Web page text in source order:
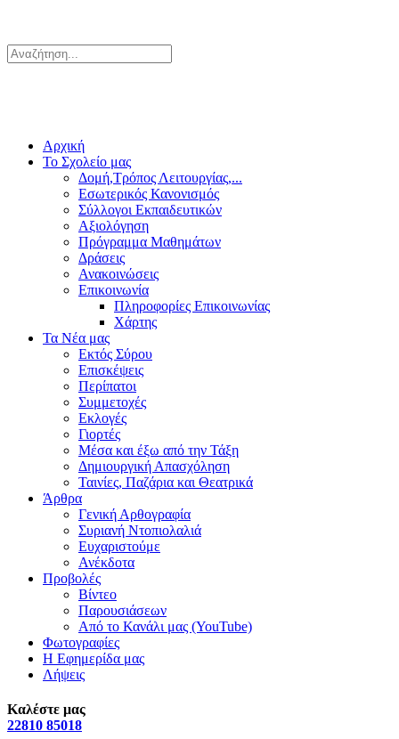
Αρχική
Το Σχολείο μας
Δομή,Τρόπος Λειτουργίας,...
Εσωτερικός Κανονισμός
Σύλλογοι Εκπαιδευτικών
Αξιολόγηση
Πρόγραμμα Μαθημάτων
Δράσεις
Ανακοινώσεις
Επικοινωνία
Πληροφορίες Επικοινωνίας
Χάρτης
Τα Νέα μας
Εκτός Σύρου
Επισκέψεις
Περίπατοι
Συμμετοχές
Εκλογές
Γιορτές
Μέσα και έξω από την Τάξη
Δημιουργική Απασχόληση
Ταινίες, Παζάρια και Θεατρικά
Άρθρα
Γενική Αρθογραφία
Συριανή Ντοπιολαλιά
Ευχαριστούμε
Ανέκδοτα
Προβολές
Βίντεο
Παρουσιάσεων
Από το Κανάλι μας (YouTube)
Φωτογραφίες
Η Εφημερίδα μας
Λήψεις
Καλέστε μας
22810 85018